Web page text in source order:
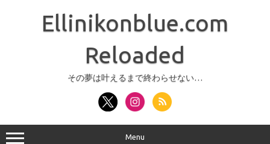
Ellinikonblue.com
Reloaded
その夢は叶えるまで終わらせない…
Menu